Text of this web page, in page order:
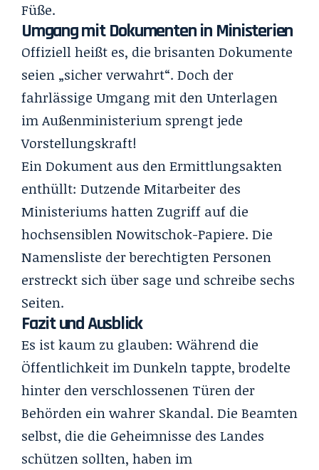
Füße.
Umgang mit Dokumenten in Ministerien
Offiziell heißt es, die brisanten Dokumente
seien „sicher verwahrt“. Doch der
fahrlässige Umgang mit den Unterlagen
im Außenministerium sprengt jede
Vorstellungskraft!
Ein Dokument aus den Ermittlungsakten
enthüllt: Dutzende Mitarbeiter des
Ministeriums hatten Zugriff auf die
hochsensiblen Nowitschok-Papiere. Die
Namensliste der berechtigten Personen
erstreckt sich über sage und schreibe sechs
Seiten.
Fazit und Ausblick
Es ist kaum zu glauben: Während die
Öffentlichkeit im Dunkeln tappte, brodelte
hinter den verschlossenen Türen der
Behörden ein wahrer Skandal. Die Beamten
selbst, die die Geheimnisse des Landes
schützen sollten, haben im